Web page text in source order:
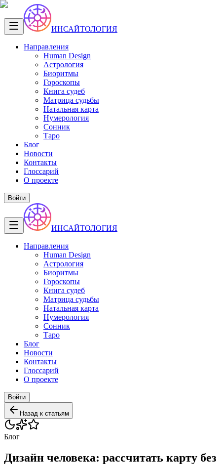
ИНСАЙТОЛОГИЯ
Направления
Human Design
Астрология
Биоритмы
Гороскопы
Книга судеб
Матрица судьбы
Натальная карта
Нумерология
Сонник
Таро
Блог
Новости
Контакты
Глоссарий
О проекте
Войти
ИНСАЙТОЛОГИЯ
Направления
Human Design
Астрология
Биоритмы
Гороскопы
Книга судеб
Матрица судьбы
Натальная карта
Нумерология
Сонник
Таро
Блог
Новости
Контакты
Глоссарий
О проекте
Войти
Назад к статьям
Блог
Дизайн человека: рассчитать карту без